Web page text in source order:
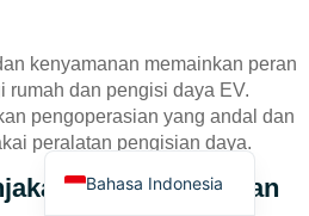
kenyamanan memainkan peran
rumah dan pengisi daya EV.
pengoperasian yang andal dan
peralatan pengisian daya.
Untuk Pengisian
Bahasa Indonesia
English
Español
Português